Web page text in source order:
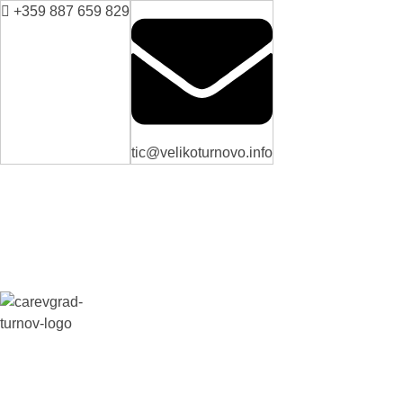
+359 887 659 829
tic@velikoturnovo.info